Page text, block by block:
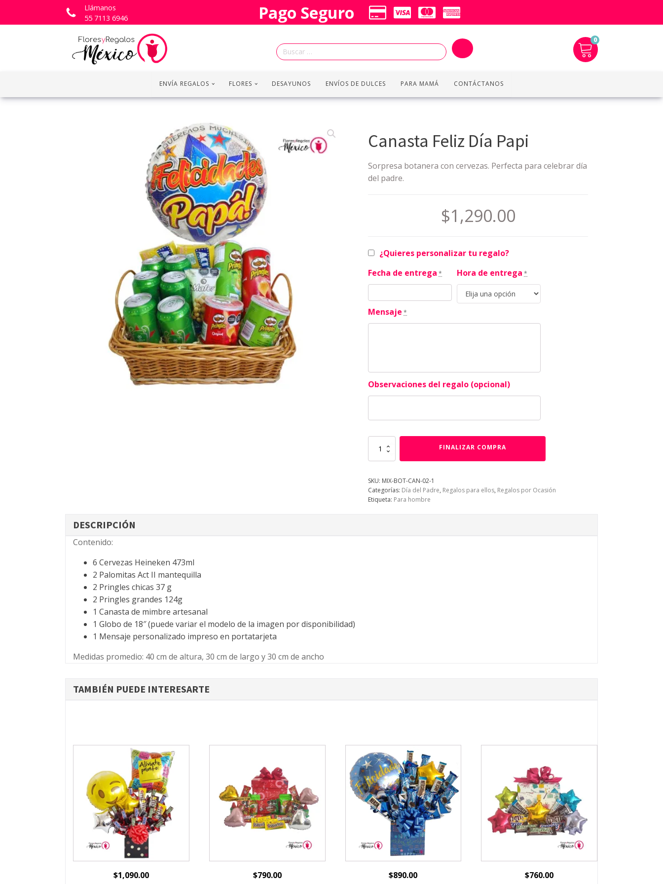
Llámanos
55 7113 6946
Pago Seguro
Buscar: 0
ENVÍA REGALOS FLORES DESAYUNOS ENVÍOS DE DULCES PARA MAMÁ CONTÁCTANOS
Canasta Feliz Día Papi
Sorpresa botanera con cervezas. Perfecta para celebrar día
del padre.
$1,290.00
¿Quieres personalizar tu regalo?
Fecha de entrega * Hora de entrega *
Mensaje *
Observaciones del regalo (opcional)
Canasta
Día
cantidad
FINALIZAR COMPRA
SKU: MIX-BOT-CAN-02-1
Categorías: Día del Padre, Regalos para ellos, Regalos por Ocasión
Etiqueta: Para hombre
DESCRIPCIÓN
Contenido:
6 Cervezas Heineken 473ml
2 Palomitas Act II mantequilla
2 Pringles chicas 37 g
2 Pringles grandes 124g
1 Canasta de mimbre artesanal
1 Globo de 18″ (puede variar el modelo de la imagen por disponibilidad)
1 Mensaje personalizado impreso en portatarjeta
Medidas promedio: 40 cm de altura, 30 cm de largo y 30 cm de ancho
TAMBIÉN PUEDE INTERESARTE
$1,090.00 $790.00 $890.00 $760.00